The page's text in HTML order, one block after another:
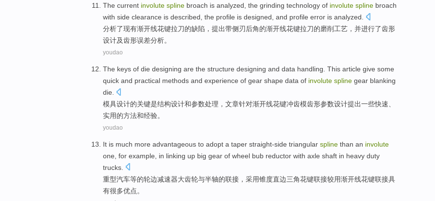
The current involute spline broach is analyzed the grinding technology of involute spline broach
with side clearance is described, the profile is designed , and profile error is analyzed.
分析了现有渐开线花键拉刀的缺陷，提出带侧 刃后角的渐开线花键拉刀的磨削 工艺 ，并进行了齿形
设计及齿形误差分析。
youdao
The keys of die designing are the structure designing and data handling This article give some
quick and practical methods and experience of gear shape data of involute spline gear blanking
die.
模具设计的关键是结构设计和参数处理 ， 文章针对渐开线花键冲齿模齿形参数设计提出一些快速
实用的方法和经验。
youdao
It is much more advantageous to adopt a taper straight-side triangular spline than an involute
one , for example, in linking up big gear of wheel bub reductor with axle shaft in heavy duty
trucks
重型汽车等的轮边减速器大齿轮与半轴的联接 ， 采用锥度直边三角花键联接较用渐开线花键联接具
有很多优点。